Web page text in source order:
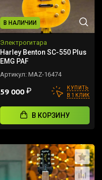
В НАЛИЧИИ
Электрогитара
Harley Benton SC-550 Plus
EMG PAF
Артикул: MAZ-16474
59 000₽
КУПИТЬ
В 1 КЛИК
В КОРЗИНУ